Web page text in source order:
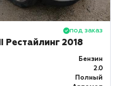
под заказ
Рестайлинг 2018
Бензин
2.0
Полный